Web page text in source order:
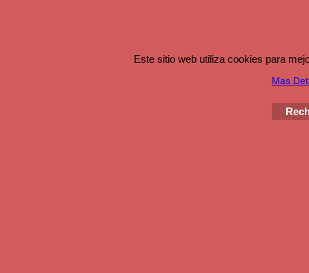
Este sitio web utiliza cookies para
Mas